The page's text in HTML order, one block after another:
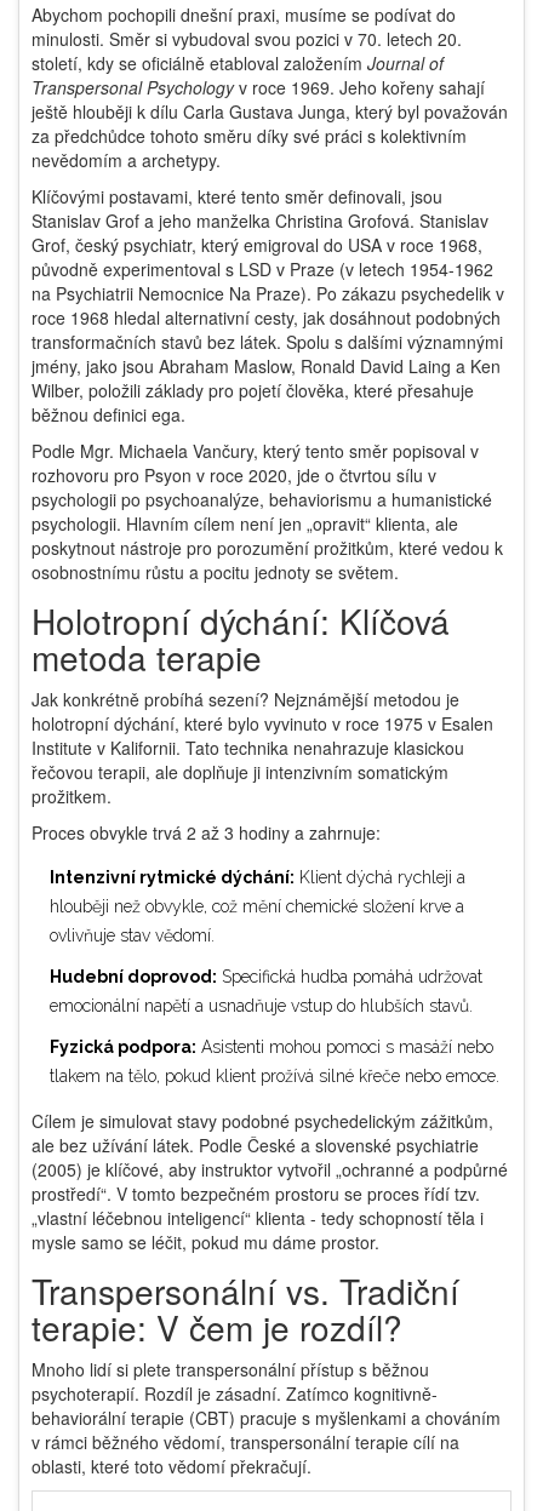
Abychom pochopili dnešní praxi, musíme se podívat do
minulosti. Směr si vybudoval svou pozici v 70. letech 20.
století, kdy se oficiálně etabloval založením Journal of
Transpersonal Psychologyv roce 1969. Jeho kořeny sahají
ještě hlouběji k dílu Carla Gustava Junga, který byl považován
za předchůdce tohoto směru díky své práci s kolektivním
nevědomím a archetypy.
Klíčovými postavami, které tento směr definovali, jsou
Stanislav Grof a jeho manželka Christina Grofová. Stanislav
Grof, český psychiatr, který emigroval do USA v roce 1968,
původně experimentoval s LSD v Praze (v letech 1954-1962
na Psychiatrii Nemocnice Na Praze). Po zákazu psychedelik v
roce 1968 hledal alternativní cesty, jak dosáhnout podobných
transformačních stavů bez látek. Spolu s dalšími významnými
jmény, jako jsou Abraham Maslow, Ronald David Laing a Ken
Wilber, položili základy pro pojetí člověka, které přesahuje
běžnou definici ega.
Podle Mgr. Michaela Vančury, který tento směr popisoval v
rozhovoru pro Psyon v roce 2020, jde o čtvrtou sílu v
psychologii po psychoanalýze, behaviorismu a humanistické
psychologii. Hlavním cílem není jen „opravit“ klienta, ale
poskytnout nástroje pro porozumění prožitkům, které vedou k
osobnostnímu růstu a pocitu jednoty se světem.
Holotropní dýchání: Klíčová
metoda terapie
Jak konkrétně probíhá sezení? Nejznámější metodou je
holotropní dýchání, které bylo vyvinuto v roce 1975 v Esalen
Institute v Kalifornii. Tato technika nenahrazuje klasickou
řečovou terapii, ale doplňuje ji intenzivním somatickým
prožitkem.
Proces obvykle trvá 2 až 3 hodiny a zahrnuje:
Intenzivní rytmické dýchání: Klient dýchá rychleji a
hlouběji než obvykle, což mění chemické složení krve a
ovlivňuje stav vědomí.
Hudební doprovod: Specifická hudba pomáhá udržovat
emocionální napětí a usnadňuje vstup do hlubších stavů.
Fyzická podpora: Asistenti mohou pomoci s masáží nebo
tlakem na tělo, pokud klient prožívá silné křeče nebo emoce.
Cílem je simulovat stavy podobné psychedelickým zážitkům,
ale bez užívání látek. Podle České a slovenské psychiatrie
(2005) je klíčové, aby instruktor vytvořil „ochranné a podpůrné
prostředí“. V tomto bezpečném prostoru se proces řídí tzv.
„vlastní léčebnou inteligencí“ klienta - tedy schopností těla i
mysle samo se léčit, pokud mu dáme prostor.
Transpersonální vs. Tradiční
terapie: V čem je rozdíl?
Mnoho lidí si plete transpersonální přístup s běžnou
psychoterapií. Rozdíl je zásadní. Zatímco kognitivně-
behaviorální terapie (CBT) pracuje s myšlenkami a chováním
v rámci běžného vědomí, transpersonální terapie cílí na
oblasti, které toto vědomí překračují.